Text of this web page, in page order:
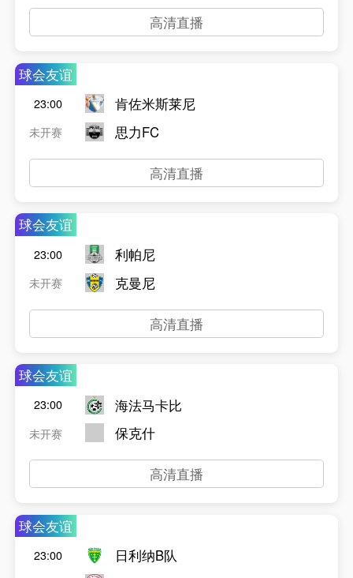
高清直播
球会友谊
23:00
未开赛
肯佐米斯莱尼
思力FC
高清直播
球会友谊
23:00
未开赛
利帕尼
克曼尼
高清直播
球会友谊
23:00
未开赛
海法马卡比
保克什
高清直播
球会友谊
23:00
日利纳B队